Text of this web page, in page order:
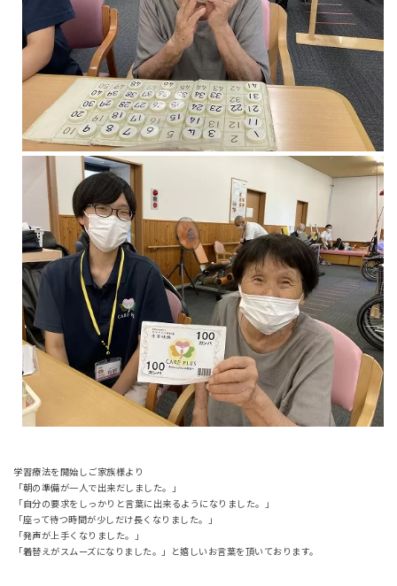
学習療法を開始しご家族様より
「朝の準備が一人で出来だしました。」
「自分の要求をしっかりと言葉に出来るようになりました。」
「座って待つ時間が少しだけ長くなりました。」
「発声が上手くなりました。」
「着替えがスムーズになりました。」と嬉しいお言葉を頂いております。